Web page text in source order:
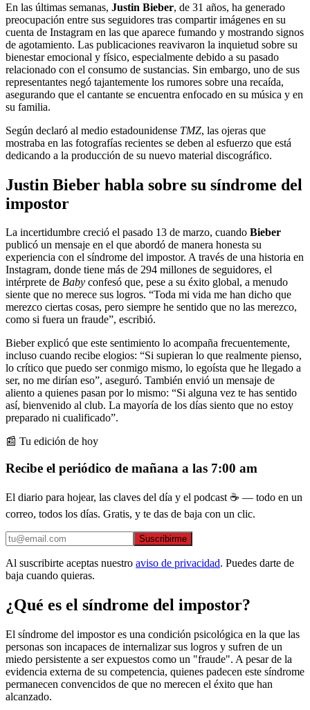
En las últimas semanas, Justin Bieber, de 31 años, ha generado
preocupación entre sus seguidores tras compartir imágenes en su
cuenta de Instagram en las que aparece fumando y mostrando signos
de agotamiento. Las publicaciones reavivaron la inquietud sobre su
bienestar emocional y físico, especialmente debido a su pasado
relacionado con el consumo de sustancias. Sin embargo, uno de sus
representantes negó tajantemente los rumores sobre una recaída,
asegurando que el cantante se encuentra enfocado en su música y en
su familia.
Según declaró al medio estadounidense TMZ, las ojeras que
mostraba en las fotografías recientes se deben al esfuerzo que está
dedicando a la producción de su nuevo material discográfico.
Justin Bieber habla sobre su síndrome del
impostor
La incertidumbre creció el pasado 13 de marzo, cuando Bieber
publicó un mensaje en el que abordó de manera honesta su
experiencia con el síndrome del impostor. A través de una historia en
Instagram, donde tiene más de 294 millones de seguidores, el
intérprete de Baby confesó que, pese a su éxito global, a menudo
siente que no merece sus logros. “Toda mi vida me han dicho que
merezco ciertas cosas, pero siempre he sentido que no las merezco,
como si fuera un fraude”, escribió.
Bieber explicó que este sentimiento lo acompaña frecuentemente,
incluso cuando recibe elogios: “Si supieran lo que realmente pienso,
lo crítico que puedo ser conmigo mismo, lo egoísta que he llegado a
ser, no me dirían eso”, aseguró. También envió un mensaje de
aliento a quienes pasan por lo mismo: “Si alguna vez te has sentido
así, bienvenido al club. La mayoría de los días siento que no estoy
preparado ni cualificado”.
📰 Tu edición de hoy
Recibe el periódico de mañana a las 7:00 am
El diario para hojear, las claves del día y el podcast ☕ — todo en un
correo, todos los días. Gratis, y te das de baja con un clic.
Suscribirme
Al suscribirte aceptas nuestro aviso de privacidad. Puedes darte de
baja cuando quieras.
¿Qué es el síndrome del impostor?
El síndrome del impostor es una condición psicológica en la que las
personas son incapaces de internalizar sus logros y sufren de un
miedo persistente a ser expuestos como un "fraude". A pesar de la
evidencia externa de su competencia, quienes padecen este síndrome
permanecen convencidos de que no merecen el éxito que han
alcanzado.